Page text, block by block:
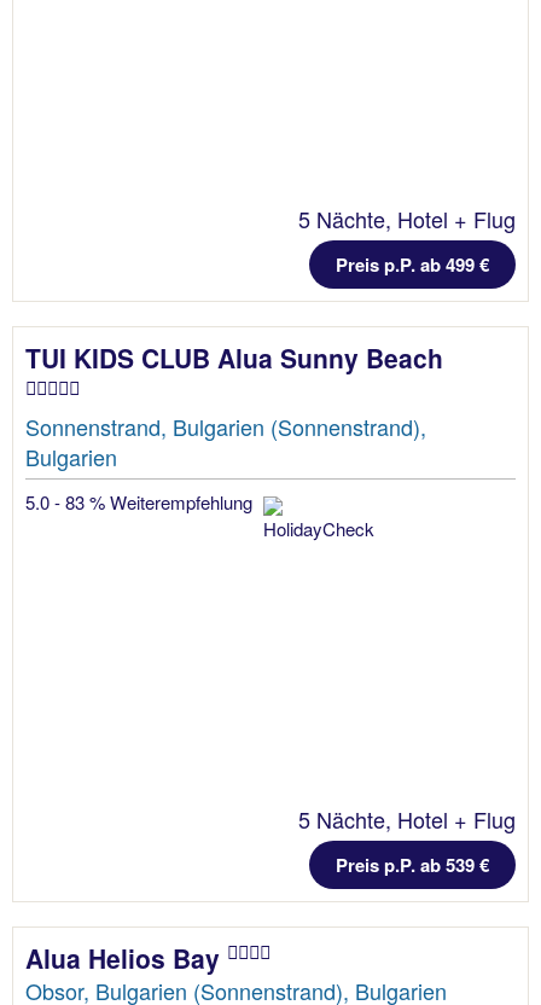
5 Nächte, Hotel + Flug
Preis p.P. ab 499 €
TUI KIDS CLUB Alua Sunny Beach
Sonnenstrand, Bulgarien (Sonnenstrand),
Bulgarien
5.0 - 83 % Weiterempfehlung
5 Nächte, Hotel + Flug
Preis p.P. ab 539 €
Alua Helios Bay
Obsor, Bulgarien (Sonnenstrand), Bulgarien